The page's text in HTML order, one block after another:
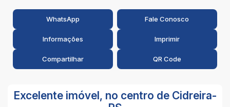
WhatsApp Fale Conosco
Informações Imprimir
Compartilhar QR Code
Excelente imóvel, no centro de Cidreira-